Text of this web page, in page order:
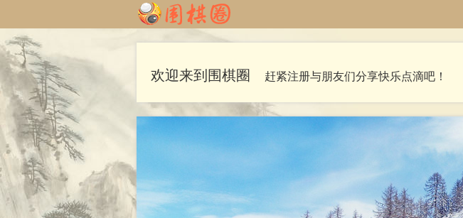
欢迎来到围棋圈 赶紧注册与朋友们分享快乐点滴吧！